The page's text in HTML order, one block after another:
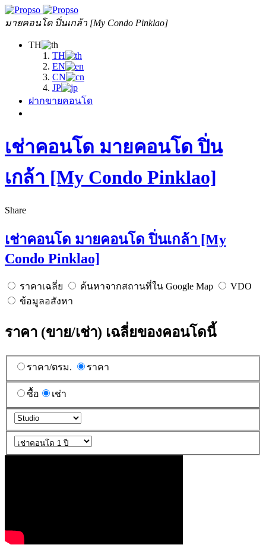
มายคอนโด ปิ่นเกล้า [My Condo Pinklao]
TH
TH
EN
CN
JP
ฝากขายคอนโด
เช่าคอนโด มายคอนโด ปิ่น
เกล้า [My Condo Pinklao]
Share
เช่าคอนโด มายคอนโด ปิ่นเกล้า [My
Condo Pinklao]
ราคาเฉลี่ย ค้นหาจากสถานที่ใน Google Map
VDO
ข้อมูลอสังหา
ราคา (ขาย/เช่า) เฉลี่ยของคอนโดนี้
ราคา/ตรม. ราคา
ซื้อ เช่า